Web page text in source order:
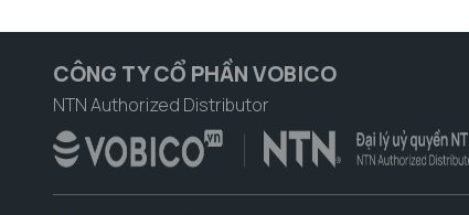
CÔNG TY CỔ PHẦN VOBICO
NTN Authorized Distributor